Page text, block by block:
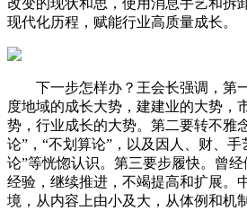
改变的现状和思，使用消息手艺和拆
现代化历程，赋能行业高质量成长。
下一步怎样办？王会长强调，第
度地域的成长大势，建建业的大势，
势，行业成长的大势。第二要转不雅
论”，“不划算论”，以及因人、财、
论”等恍惚认识。第三要步履快。曾
经验，继续推进，不竭提高和扩展。
境，从内容上由小及大，从体例和机